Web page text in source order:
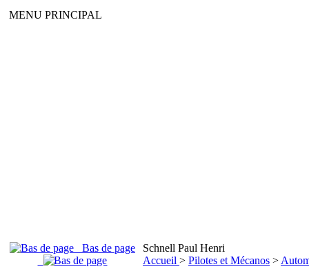
MENU PRINCIPAL
Bas de page
Schnell Paul Henri
Accueil > Pilotes et Mécanos >